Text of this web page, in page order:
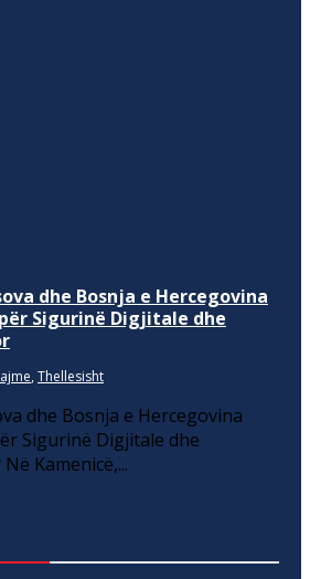
dhe Bosnja e Hercegovina
Sigurinë Digjitale dhe
, Thellesisht
dhe Bosnja e Hercegovina
Sigurinë Digjitale dhe
Kamenicë,...